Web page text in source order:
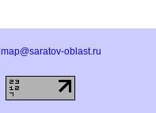
map@saratov-oblast.ru